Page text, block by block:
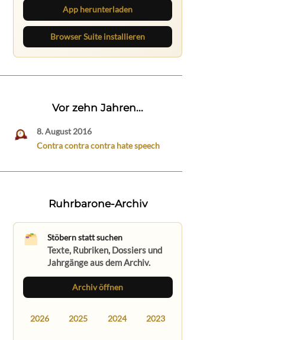
App herunterladen
Browser Suite installieren
Vor zehn Jahren...
8. August 2016
Contra contra contra hate speech
Ruhrbarone-Archiv
Stöbern statt suchen
Texte, Rubriken, Dossiers und
Jahrgänge aus dem Archiv.
Archiv öffnen
2026 2025 2024 2023